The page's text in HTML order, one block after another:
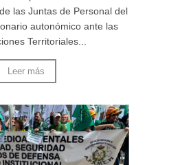
las Juntas de Personal del
autonómico ante las
Territoriales...
Leer más